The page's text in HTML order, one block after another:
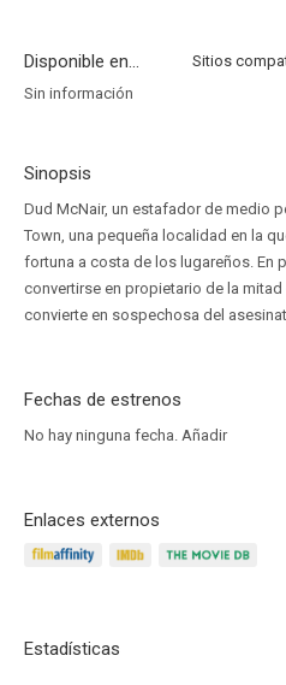
Disponible en...
Sin información
Sinopsis
Dud McNair, un estafador de medio
Town, una pequeña localidad en la
fortuna a costa de los lugareños. En
convertirse en propietario de la
convierte en sospechosa del
Fechas de estrenos
No hay ninguna fecha. Añadir
Enlaces externos
Estadísticas